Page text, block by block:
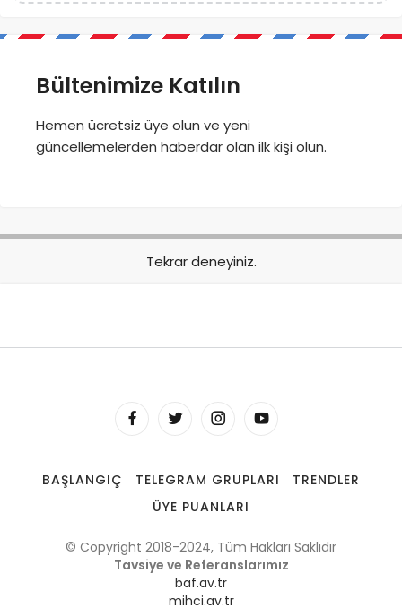
Bültenimize Katılın
Hemen ücretsiz üye olun ve yeni
güncellemelerden haberdar olan ilk kişi olun.
Tekrar deneyiniz.
BAŞLANGIÇ TELEGRAM GRUPLARI
TRENDLER
ÜYE PUANLARI
© Copyright 2018-2024, Tüm Hakları Saklıdır
Tavsiye ve Referanslarımız
baf.av.tr
mihci.av.tr